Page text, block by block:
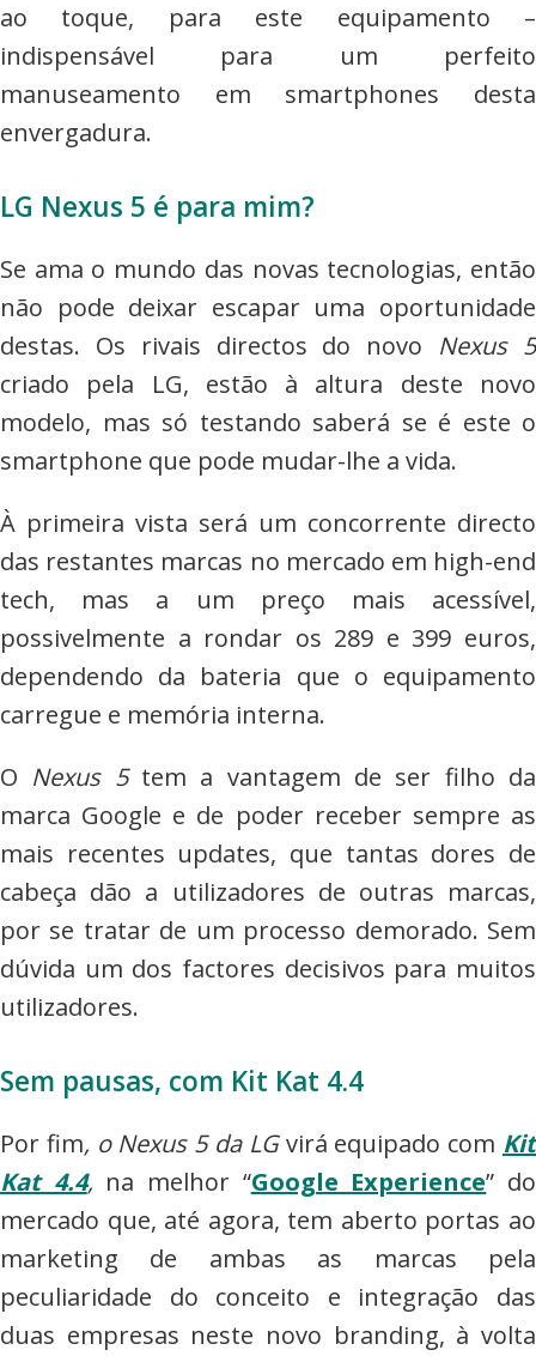
ao toque, para este equipamento –
indispensável para um perfeito
manuseamento em smartphones desta
envergadura.
LG Nexus 5 é para mim?
Se ama o mundo das novas tecnologias, então
não pode deixar escapar uma oportunidade
destas. Os rivais directos do novo Nexus 5
criado pela LG, estão à altura deste novo
modelo, mas só testando saberá se é este o
smartphone que pode mudar-lhe a vida.
À primeira vista será um concorrente directo
das restantes marcas no mercado em high-end
tech, mas a um preço mais acessível,
possivelmente a rondar os 289 e 399 euros,
dependendo da bateria que o equipamento
carregue e memória interna.
O Nexus 5tem a vantagem de ser filho da
marca Google e de poder receber sempre as
mais recentes updates, que tantas dores de
cabeça dão a utilizadores de outras marcas,
por se tratar de um processo demorado. Sem
dúvida um dos factores decisivos para muitos
utilizadores.
Sem pausas, com Kit Kat 4.4
Por fim, o Nexus 5 da LGvirá equipado com Kit
Kat 4.4, na melhor “Google Experience” do
mercado que, até agora, tem aberto portas ao
marketing de ambas as marcas pela
peculiaridade do conceito e integração das
duas empresas neste novo branding, à volta